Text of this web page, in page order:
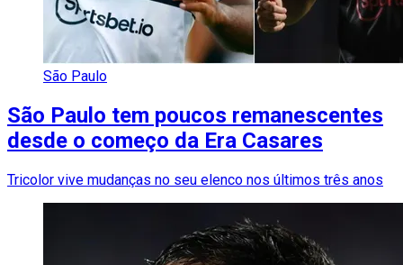
São Paulo
São Paulo tem poucos remanescentes
desde o começo da Era Casares
Tricolor vive mudanças no seu elenco nos últimos três anos